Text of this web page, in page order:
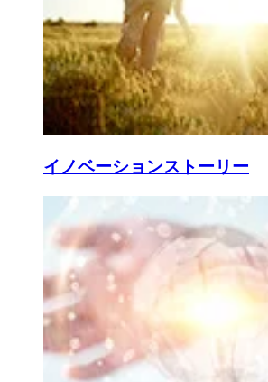
イノベーションストーリー